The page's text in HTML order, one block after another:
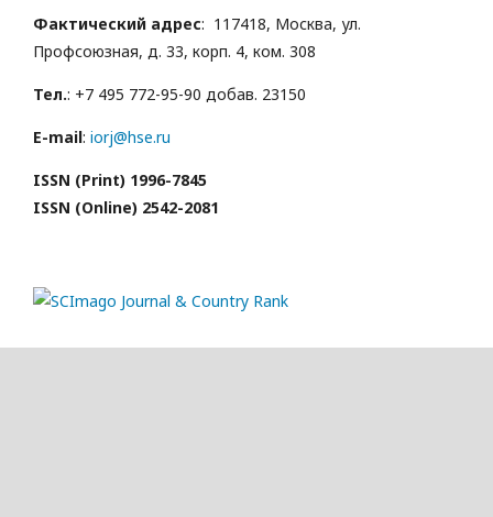
Фактический адрес: 117418, Москва, ул.
Профсоюзная, д. 33, корп. 4, ком. 308
Тел.: +7 495 772-95-90 добав. 23150
E-mail: iorj@hse.ru
ISSN (Print) 1996-7845
ISSN (Online) 2542-2081